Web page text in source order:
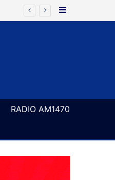
Barra Lateral
RADIO AM1470